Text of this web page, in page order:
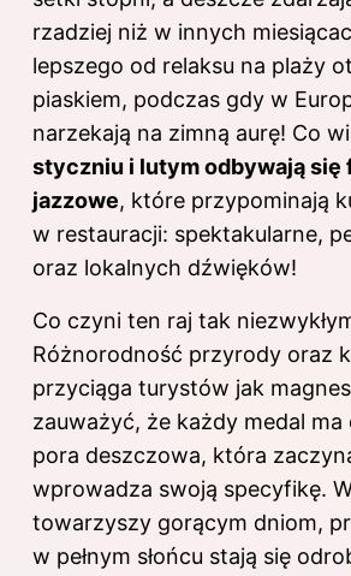
rzadziej niż w innych
lepszego od relaksu na plaży
piaskiem, podczas gdy w
narzekają na zimną aurę! Co
styczniu i lutym odbywają się
jazzowe, które przypominają
w restauracji: spektakularne,
oraz lokalnych dźwięków!
Co czyni ten raj tak
Różnorodność przyrody oraz
przyciąga turystów jak
zauważyć, że każdy medal
pora deszczowa, która
wprowadza swoją specyfikę.
towarzyszy gorącym dniom,
w pełnym słońcu stają się